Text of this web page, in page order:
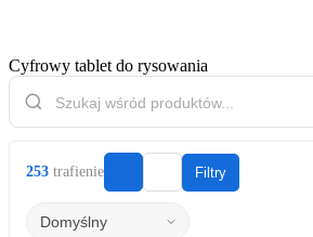
Cyfrowy tablet do rysowania
253 trafienie Filtry